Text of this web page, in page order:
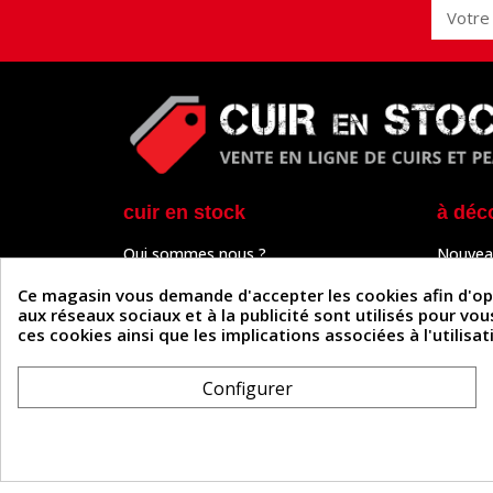
cuir en stock
Qui sommes nous ?
Paiement sécurisé
Un problème de connexion ?
Frais de livraison
Formulaire de rétractation
à
Outils
Tutos
Ce magasin vous demande d'accepter les cookies afin
aux réseaux sociaux et à la publicité sont utilisés pour
ces cookies ainsi que les implications associées à
Configurer